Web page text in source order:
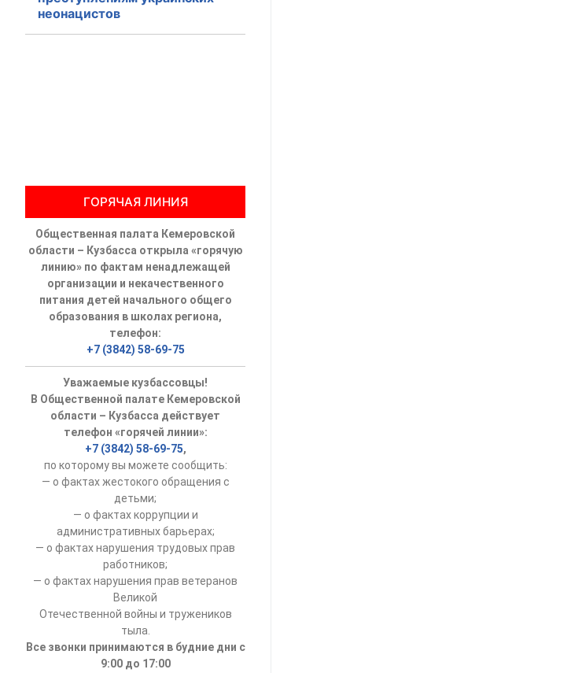
неонацистов
ГОРЯЧАЯ ЛИНИЯ
Общественная палата Кемеровской
области – Кузбасса открыла «горячую
линию» по фактам ненадлежащей
организации и некачественного
питания детей начального общего
образования в школах региона,
телефон:
+7 (3842) 58-69-75
Уважаемые кузбассовцы!
В Общественной палате Кемеровской
области – Кузбасса действует
телефон «горячей линии»:
+7 (3842) 58-69-75,
по которому вы можете сообщить:
— о фактах жестокого обращения с
детьми;
— о фактах коррупции и
административных барьерах;
— о фактах нарушения трудовых прав
работников;
— о фактах нарушения прав ветеранов
Великой
Отечественной войны и тружеников
тыла.
Все звонки принимаются в будние дни с
9:00 до 17:00